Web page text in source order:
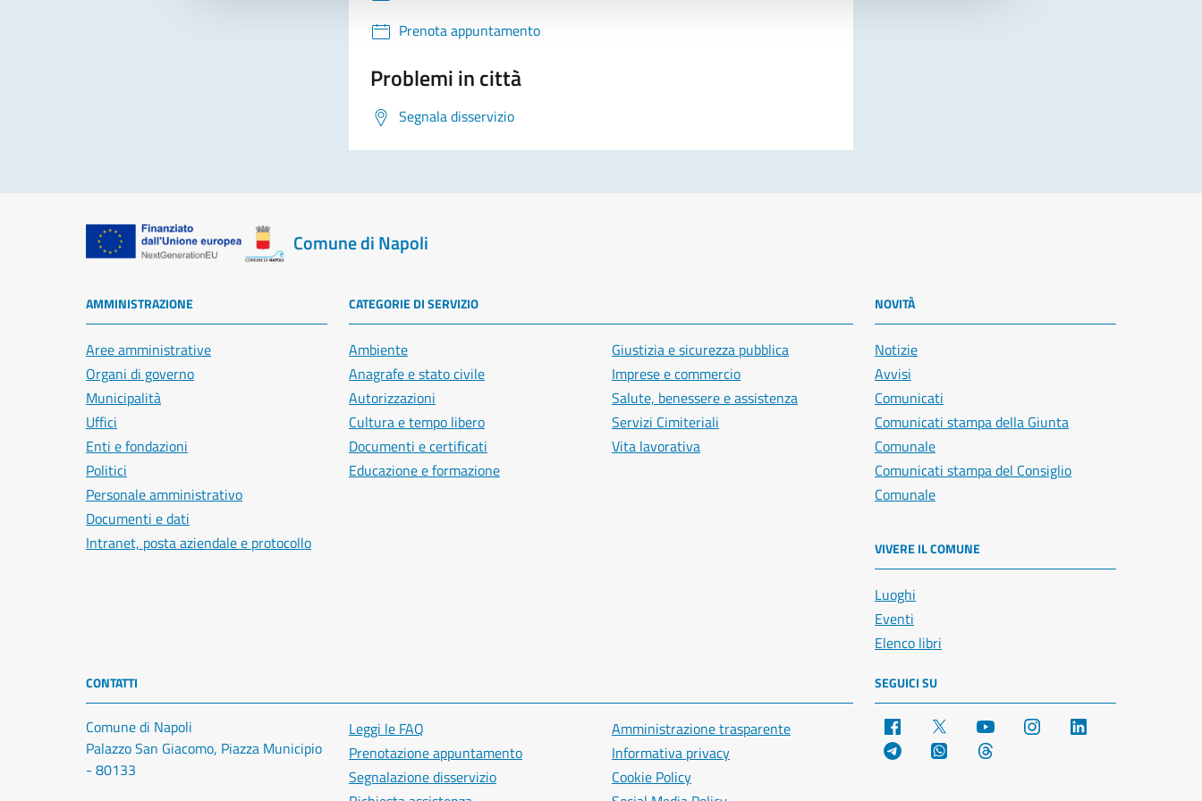
Prenota appuntamento
Problemi in città
Segnala disservizio
Comune di Napoli
AMMINISTRAZIONE
Aree amministrative
Organi di governo
Municipalità
Uffici
Enti e fondazioni
Politici
Personale amministrativo
Documenti e dati
Intranet, posta aziendale e protocollo
CATEGORIE DI SERVIZIO
Ambiente
Anagrafe e stato civile
Autorizzazioni
Cultura e tempo libero
Documenti e certificati
Educazione e formazione
Giustizia e sicurezza pubblica
Imprese e commercio
Salute, benessere e assistenza
Servizi Cimiteriali
Vita lavorativa
NOVITÀ
Notizie
Avvisi
Comunicati
Comunicati stampa della Giunta
Comunale
Comunicati stampa del Consiglio
Comunale
VIVERE IL COMUNE
Luoghi
Eventi
Elenco libri
CONTATTI
Comune di Napoli
Palazzo San Giacomo, Piazza Municipio
- 80133
Leggi le FAQ
Prenotazione appuntamento
Segnalazione disservizio
Amministrazione trasparente
Informativa privacy
Cookie Policy
SEGUICI SU
Facebook YouTube Instagram
Telegram WhatsApp